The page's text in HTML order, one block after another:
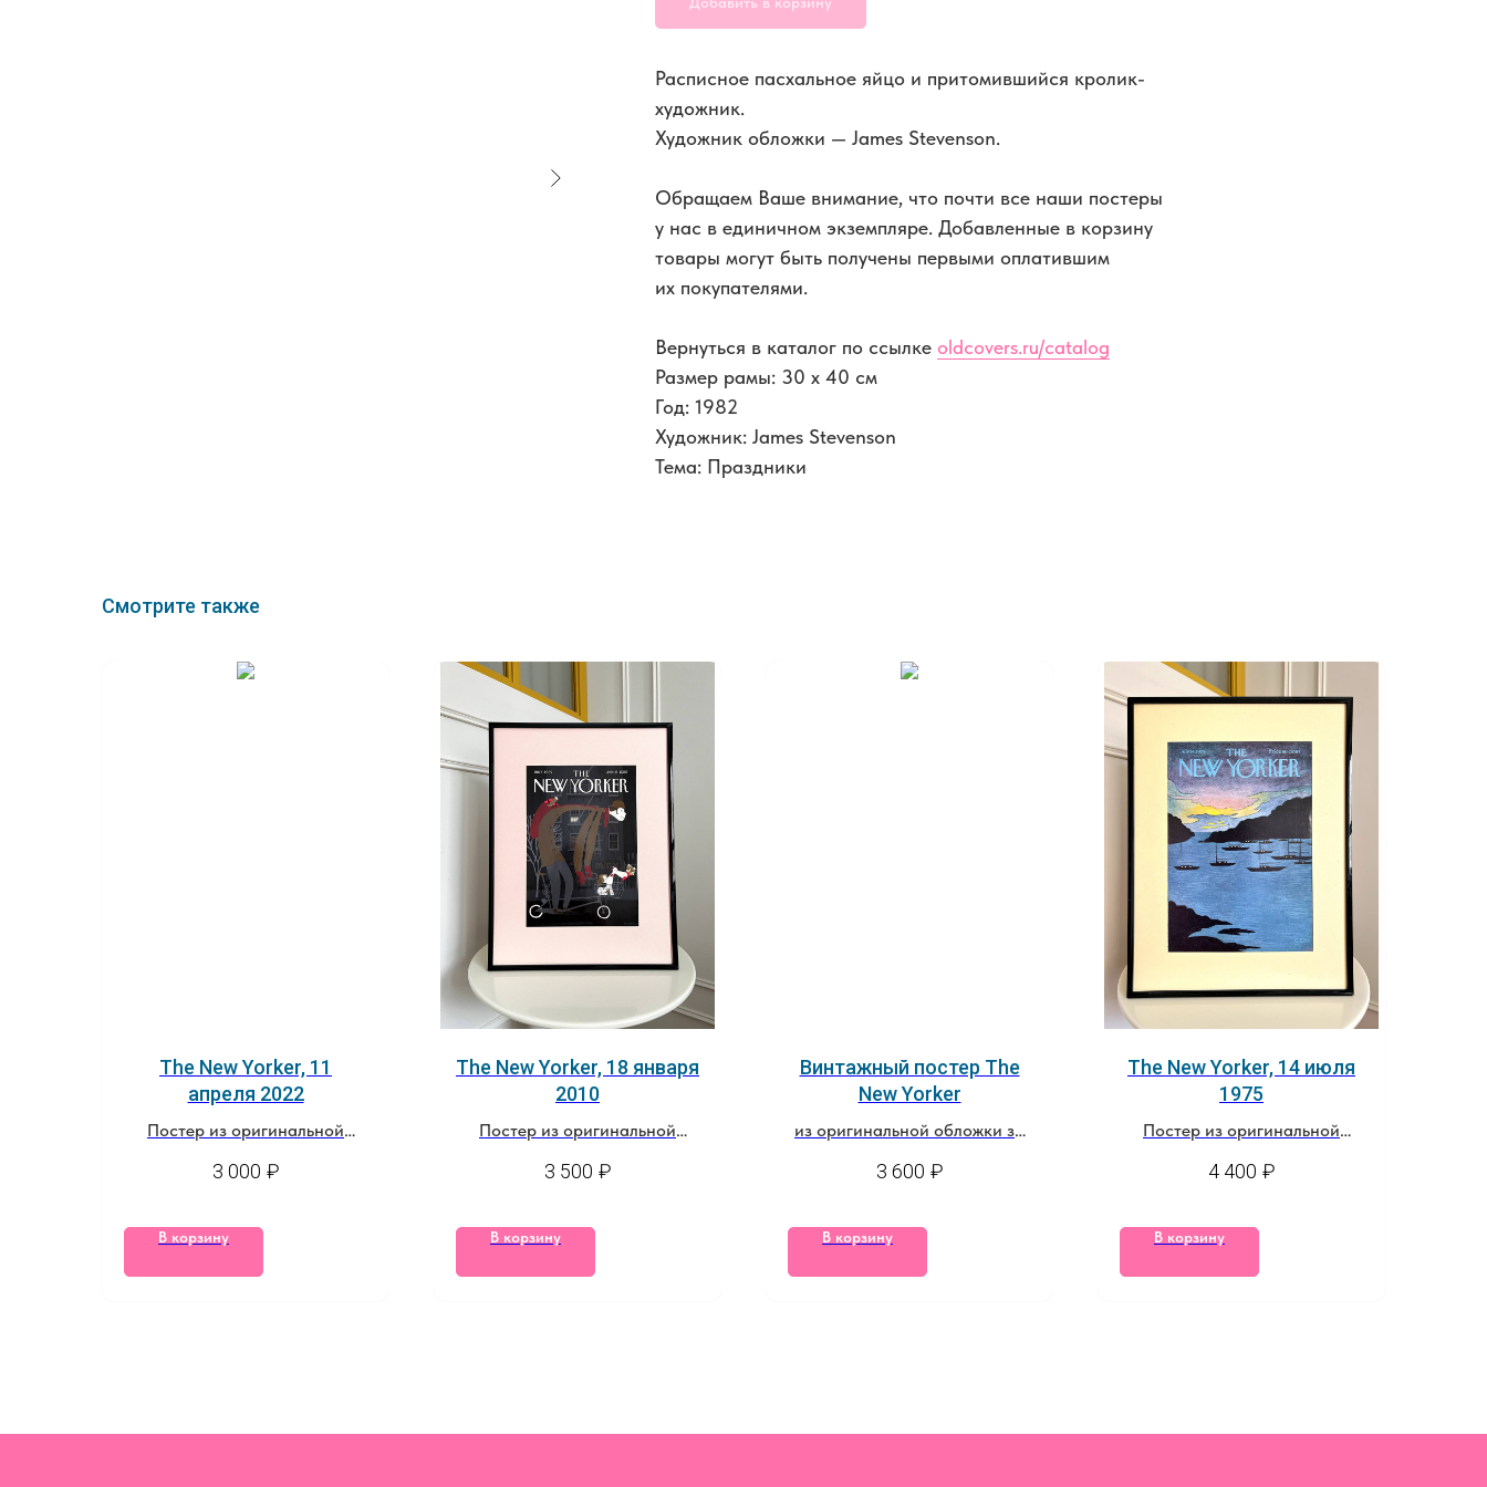
Расписное пасхальное яйцо и притомившийся кролик-
художник.
Художник обложки — James Stevenson.
Обращаем Ваше внимание, что почти все наши постеры
у нас в единичном экземпляре. Добавленные в корзину
товары могут быть получены первыми оплатившим
их покупателями.
Вернуться в каталог по ссылке oldcovers.ru/catalog
Размер рамы: 30 x 40 см
Год: 1982
Художник: James Stevenson
Тема: Праздники
Смотрите также
The New Yorker, 11
апреля 2022
Постер из оригинальной
3 000 ₽
В корзину
The New Yorker, 18 января
2010
Постер из оригинальной
3 500 ₽
В корзину
Винтажный постер The
New Yorker
из оригинальной обложки за
3 600 ₽
В корзину
The New Yorker, 14 июля
1975
Постер из оригинальной
4 400 ₽
В корзину